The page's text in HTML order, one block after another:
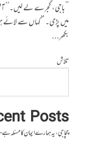
’’باجی، گجرے لے لیں۔‘‘
میں پڑی۔ ’’کہاں سے لائے
بکھر...
تلاش
Posts
چچا جی، یہ ہمارے ایمان کا مسئلہ ہے